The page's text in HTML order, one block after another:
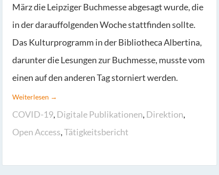
März die Leipziger Buchmesse abgesagt wurde, die
in der darauffolgenden Woche stattfinden sollte.
Das Kulturprogramm in der Bibliotheca Albertina,
darunter die Lesungen zur Buchmesse, musste vom
einen auf den anderen Tag storniert werden.
Weiterlesen →
COVID-19, Digitale Publikationen, Direktion,
Open Access,Tätigkeitsbericht